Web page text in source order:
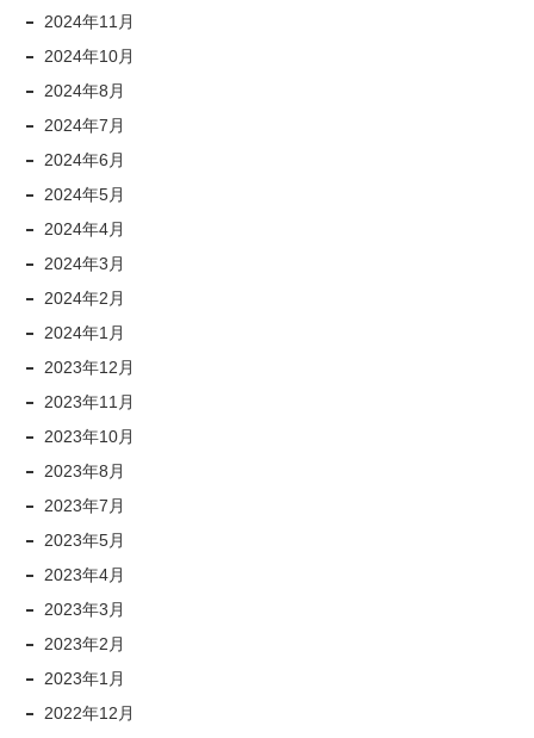
2024年11月
2024年10月
2024年8月
2024年7月
2024年6月
2024年5月
2024年4月
2024年3月
2024年2月
2024年1月
2023年12月
2023年11月
2023年10月
2023年8月
2023年7月
2023年5月
2023年4月
2023年3月
2023年2月
2023年1月
2022年12月